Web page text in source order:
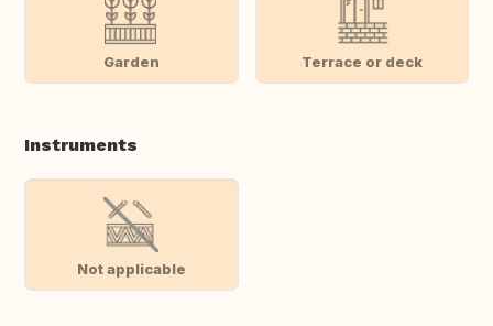
Garden Terrace or deck
Instruments
Not applicable